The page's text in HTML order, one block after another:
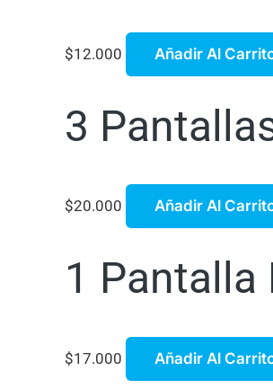
$12.000 Añadir Al
3
$20.000 Añadir Al
1 Pantalla
$17.000 Añadir Al